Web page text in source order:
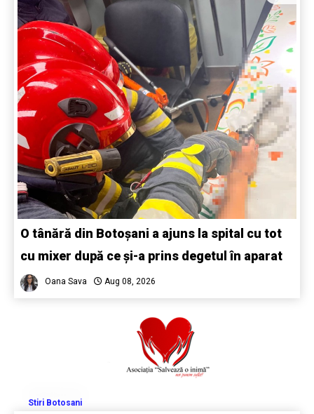
O tânără din Botoșani a ajuns la spital cu tot
cu mixer după ce și-a prins degetul în aparat
Oana Sava Aug 08, 2026
Stiri Botosani